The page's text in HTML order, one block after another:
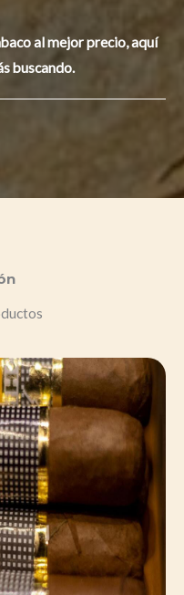
al mejor precio, aquí
buscando.